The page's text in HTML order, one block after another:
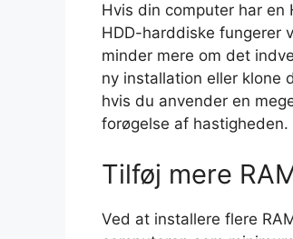
Hvis din computer har
HDD-harddiske fungerer
minder mere om det
ny installation eller klone
hvis du anvender en
forøgelse af hastigheden.
Tilføj mere
Ved at installere flere